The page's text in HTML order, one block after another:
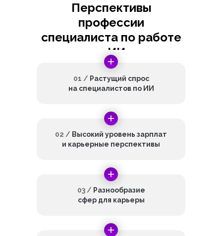
Перспективы
профессии
специалиста по работе
с ИИ
03 / Разнообразие
сфер для карьеры
02 / Высокий уровень зарплат
и карьерные перспективы
01 / Растущий спрос
на специалистов по ИИ